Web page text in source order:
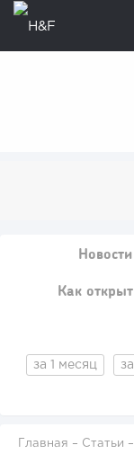
Новости
Как
за 1 месяц
Главная – Статьи –